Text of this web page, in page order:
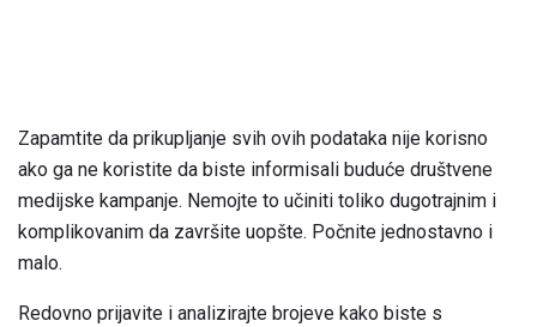
Zapamtite da prikupljanje svih ovih podataka nije korisno
ako ga ne koristite da biste informisali buduće društvene
medijske kampanje. Nemojte to učiniti toliko dugotrajnim i
komplikovanim da završite uopšte. Počnite jednostavno i
malo.
Redovno prijavite i analizirajte brojeve kako biste s